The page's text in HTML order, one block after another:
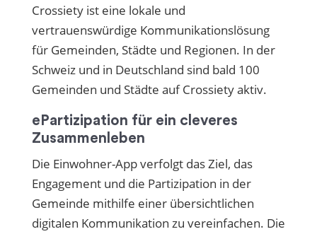
Crossiety ist eine lokale und
vertrauenswürdige Kommunikationslösung
für Gemeinden, Städte und Regionen. In der
Schweiz und in Deutschland sind bald 100
Gemeinden und Städte auf Crossiety aktiv.
ePartizipation für ein cleveres
Zusammenleben
Die Einwohner-App verfolgt das Ziel, das
Engagement und die Partizipation in der
Gemeinde mithilfe einer übersichtlichen
digitalen Kommunikation zu vereinfachen. Die